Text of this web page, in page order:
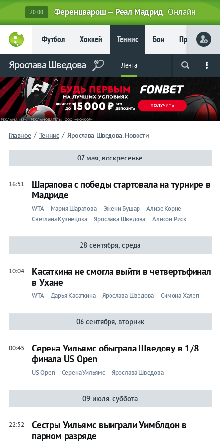
20:00 Ференцварош — Реал Мадрид Онлайн
Футбол Хоккей Теннис Бои Прочие
Live Вся лента Прогнозы Букмекеры
Ярослава Шведова Лента
Главное / Теннис / Ярослава Шведова. Новости
07 мая, воскресенье
16:51
Шарапова с победы стартовала на турнире в
Мадриде
WTA Мария Шарапова Эжени Бушар
Ализе Корне
Светлана Кузнецова
Ярослава Шведова Алисон Риск
28 сентября, среда
10:04
Касаткина не смогла выйти в четвертьфинал
в Ухане
WTA Дарья Касаткина Ярослава Шведова Симона Халеп
06 сентября, вторник
00:45
Серена Уильямс обыграла Шведову в 1/8
финала US Open
US Open Серена Уильямс Ярослава Шведова
09 июля, суббота
22:52
Сестры Уильямс выиграли Уимблдон в
парном разряде
Главное
Фрибет
до 15
000 ₽
Новым
игрокам, без
условий
Футбол
Прогнозы
на спорт
Букмекеры
Теннис
Лента
Live
Прогнозы
ATP